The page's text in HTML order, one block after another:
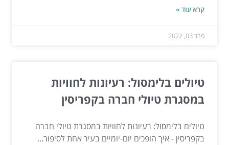
קרא עוד »
פבר 03, 2022
טיולים בלימסול: רעיונות לחוויות
במסגרת טיולי חברה בקפריסין
טיולים בלימסול: רעיונות לחוויות במסגרת טיולי חברה
בקפריסין - איך הופכים יום-יומיים בעיר אחת לסיפור...